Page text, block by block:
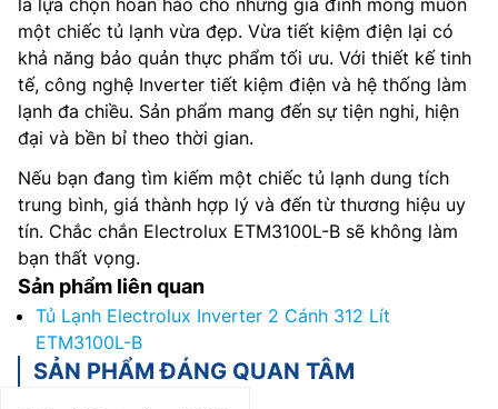
là lựa chọn hoàn hảo cho những gia đình mong muốn
một chiếc tủ lạnh vừa đẹp. Vừa tiết kiệm điện lại có
khả năng bảo quản thực phẩm tối ưu. Với thiết kế tinh
tế, công nghệ Inverter tiết kiệm điện và hệ thống làm
lạnh đa chiều. Sản phẩm mang đến sự tiện nghi, hiện
đại và bền bỉ theo thời gian.
Nếu bạn đang tìm kiếm một chiếc tủ lạnh dung tích
trung bình, giá thành hợp lý và đến từ thương hiệu uy
tín. Chắc chắn Electrolux ETM3100L-B sẽ không làm
bạn thất vọng.
Sản phẩm liên quan
Tủ Lạnh Electrolux Inverter 2 Cánh 312 Lít
ETM3100L-B
SẢN PHẨM ĐÁNG QUAN TÂM